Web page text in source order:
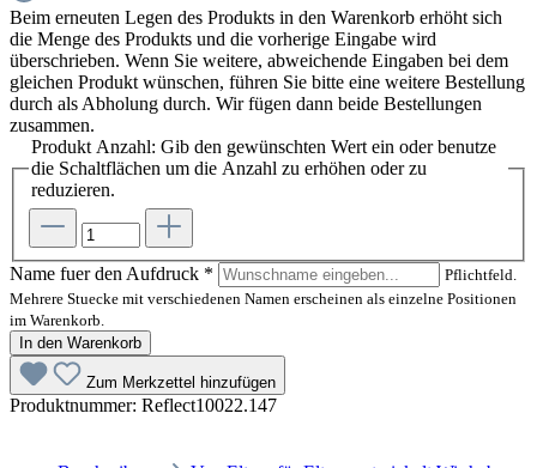
Beim erneuten Legen des Produkts in den Warenkorb erhöht sich
die Menge des Produkts und die vorherige Eingabe wird
überschrieben. Wenn Sie weitere, abweichende Eingaben bei dem
gleichen Produkt wünschen, führen Sie bitte eine weitere Bestellung
durch als Abholung durch. Wir fügen dann beide Bestellungen
zusammen.
Produkt Anzahl: Gib den gewünschten Wert ein oder benutze
die Schaltflächen um die Anzahl zu erhöhen oder zu
reduzieren.
Name fuer den Aufdruck *
Pflichtfeld.
Mehrere Stuecke mit verschiedenen Namen erscheinen als einzelne Positionen
im Warenkorb.
In den Warenkorb
Zum Merkzettel hinzufügen
Produktnummer: Reflect10022.147